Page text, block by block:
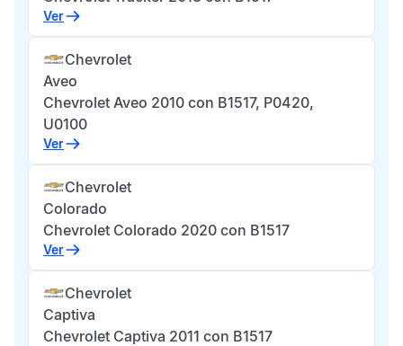
Ver
Chevrolet
Aveo
Chevrolet Aveo 2010 con B1517, P0420,
U0100
Ver
Chevrolet
Colorado
Chevrolet Colorado 2020 con B1517
Ver
Chevrolet
Captiva
Chevrolet Captiva 2011 con B1517